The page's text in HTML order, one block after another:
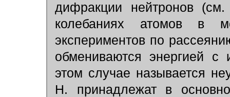
дифракции нейтронов
колебаниях атомов в
экспериментов по
обмениваются энергией с
этом случае называется
Н. принадлежат в